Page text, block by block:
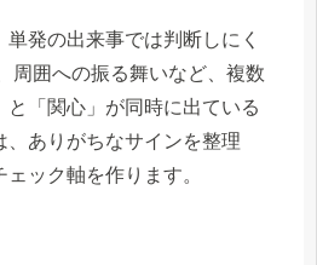
発の出来事では判断しにく
周囲への振る舞いなど、複数
「関心」が同時に出ている
、ありがちなサインを整理
ック軸を作ります。